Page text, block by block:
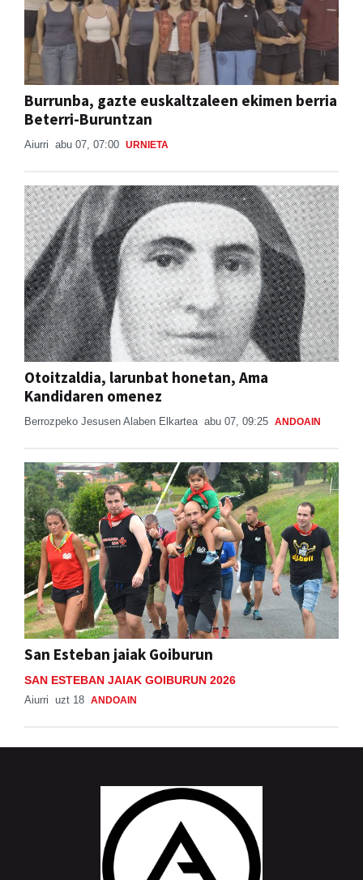
Burrunba, gazte euskaltzaleen ekimen berria
Beterri-Buruntzan
Aiurri abu 07, 07:00 URNIETA
Otoitzaldia, larunbat honetan, Ama
Kandidaren omenez
Berrozpeko Jesusen Alaben Elkartea abu 07, 09:25 ANDOAIN
San Esteban jaiak Goiburun
SAN ESTEBAN JAIAK GOIBURUN 2026
Aiurri uzt 18 ANDOAIN